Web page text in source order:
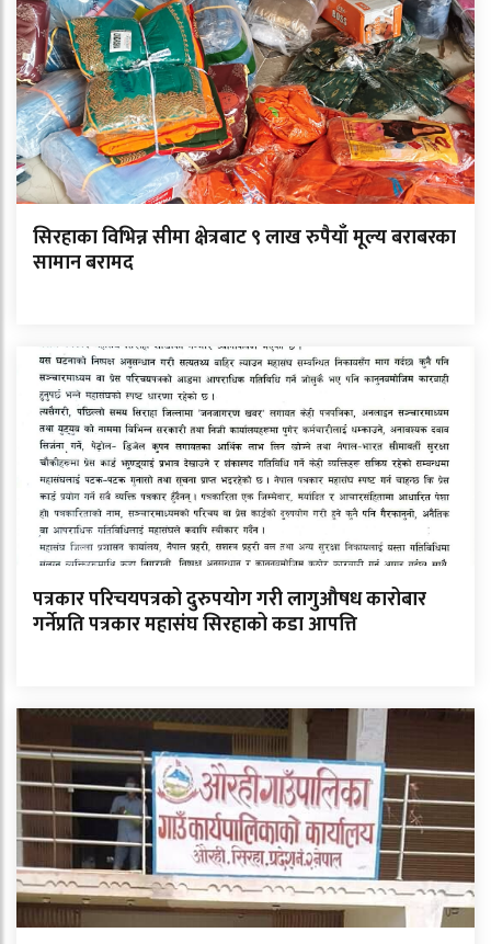
सिरहाका विभिन्न सीमा क्षेत्रबाट ९ लाख रुपैयाँ मूल्य बराबरका
सामान बरामद
पत्रकार परिचयपत्रको दुरुपयोग गरी लागुऔषध कारोबार
गर्नेप्रति पत्रकार महासंघ सिरहाको कडा आपत्ति